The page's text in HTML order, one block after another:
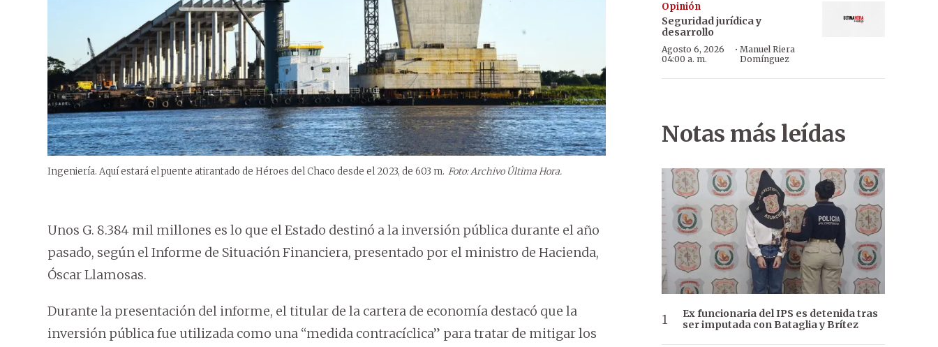
Ingeniería. Aquí estará el puente atirantado de Héroes del Chaco desde el 2023, de 603 m. Foto: Archivo Última Hora.
Unos G. 8.384 mil millones es lo que el Estado destinó a la inversión pública durante el año
pasado, según el Informe de Situación Financiera, presentado por el ministro de Hacienda,
Óscar Llamosas.
Durante la presentación del informe, el titular de la cartera de economía destacó que la
inversión pública fue utilizada como una “medida contracíclica” para tratar de mitigar los
Opinión
Seguridad jurídica y
desarrollo
Agosto 6, 2026
04:00 a. m.
· Manuel Riera
Domínguez
Notas más leídas
Ex funcionaria del IPS es detenida tras
ser imputada con Bataglia y Brítez